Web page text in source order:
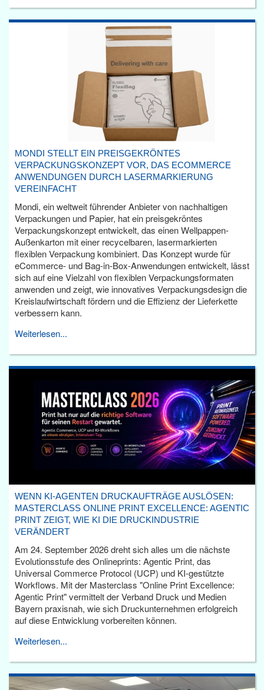
MONDI STELLT EIN PREISGEKRÖNTES
VERPACKUNGSKONZEPT VOR, DAS ECOMMERCE
ANWENDUNGEN DURCH LASERMARKIERUNG
VEREINFACHT
Mondi, ein weltweit führender Anbieter von nachhaltigen
Verpackungen und Papier, hat ein preisgekröntes
Verpackungskonzept entwickelt, das einen Wellpappen-
Außenkarton mit einer recycelbaren, lasermarkierten
flexiblen Verpackung kombiniert. Das Konzept wurde für
eCommerce- und Bag-in-Box-Anwendungen entwickelt, lässt
sich auf eine Vielzahl von flexiblen Verpackungsformaten
anwenden und zeigt, wie innovatives Verpackungsdesign die
Kreislaufwirtschaft fördern und die Effizienz der Lieferkette
verbessern kann.
Weiterlesen...
WENN KI-AGENTEN DRUCKAUFTRÄGE AUSLÖSEN:
MASTERCLASS ONLINE PRINT EXCELLENCE: AGENTIC
PRINT ZEIGT, WIE KI DIE DRUCKINDUSTRIE
VERÄNDERT
Am 24. September 2026 dreht sich alles um die nächste
Evolutionsstufe des Onlineprints: Agentic Print, das
Universal Commerce Protocol (UCP) und KI-gestützte
Workflows. Mit der Masterclass "Online Print Excellence:
Agentic Print" vermittelt der Verband Druck und Medien
Bayern praxisnah, wie sich Druckunternehmen erfolgreich
auf diese Entwicklung vorbereiten können.
Weiterlesen...